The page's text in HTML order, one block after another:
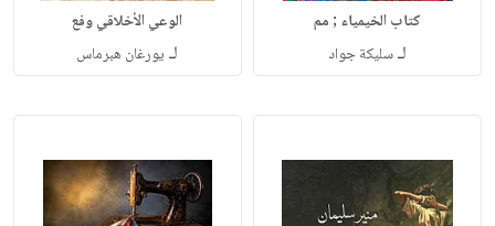
كتاب الخيمياء ; مم
لـسليكة جواد
الوعي الأخلاقي وفع
لـ يورغان هبرماس